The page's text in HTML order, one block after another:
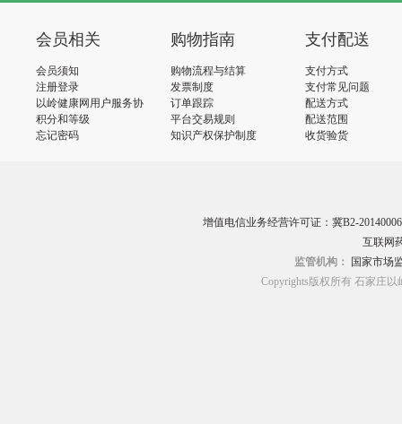
会员相关
会员须知
注册登录
以岭健康网用户服务协
议
积分和等级
忘记密码
购物指南
购物流程与结算
发票制度
订单跟踪
平台交易规则
知识产权保护制度
支付配送
支付方式
支付常见问题
配送方式
配送范围
收货验货
增值电信业务经营许可证：冀B2-20140006
互联网
监管机构：
国家市场
Copyrights版权所有 石家庄